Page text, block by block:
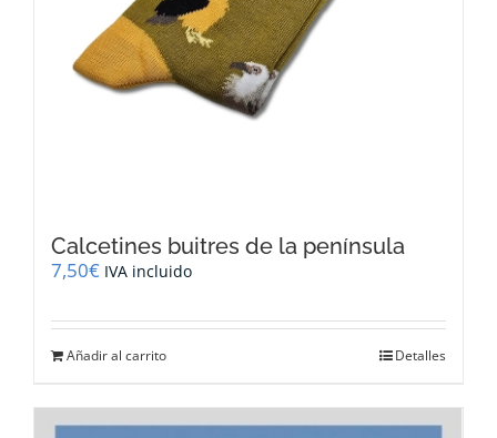
Calcetines buitres de la península
7,50€ IVA incluido
Añadir al carrito Detalles